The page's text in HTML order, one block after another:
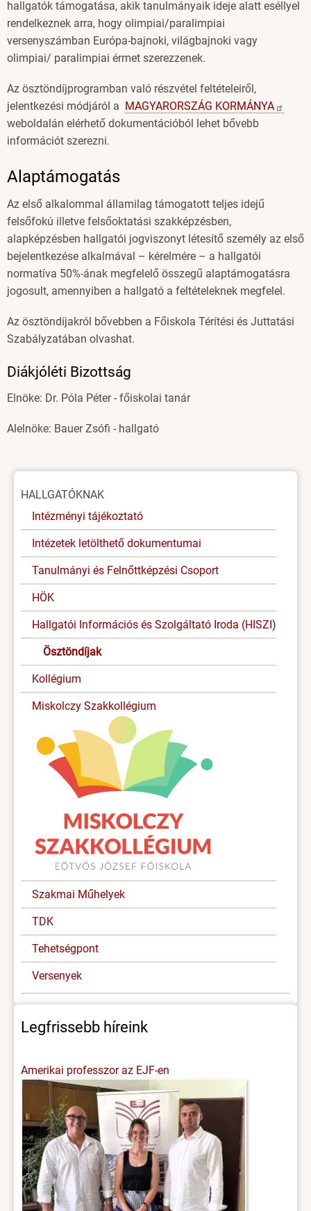
hallgatók támogatása, akik tanulmányaik ideje alatt eséllyel
rendelkeznek arra, hogy olimpiai/paralimpiai
versenyszámban Európa-bajnoki, világbajnoki vagy
olimpiai/ paralimpiai érmet szerezzenek.
Az ösztöndíjprogramban való részvétel feltételeiről,
jelentkezési módjáról a MAGYARORSZÁG KORMÁNYA
weboldalán elérhető dokumentációból lehet bővebb
információt szerezni.
Alaptámogatás
Az első alkalommal államilag támogatott teljes idejű
felsőfokú illetve felsőoktatási szakképzésben,
alapképzésben hallgatói jogviszonyt létesítő személy az első
bejelentkezése alkalmával – kérelmére – a hallgatói
normatíva 50%-ának megfelelő összegű alaptámogatásra
jogosult, amennyiben a hallgató a feltételeknek megfelel.
Az ösztöndíjakról bővebben a Főiskola Térítési és Juttatási
Szabályzatában olvashat.
Diákjóléti Bizottság
Elnöke: Dr. Póla Péter - főiskolai tanár
Alelnöke: Bauer Zsófi - hallgató
Oldal
HALLGATÓKNAK
Intézményi tájékoztató
Intézetek letölthető dokumentumai
Tanulmányi és Felnőttképzési Csoport
HÖK
Hallgatói Információs és Szolgáltató Iroda (HISZI)
Ösztöndíjak
Kollégium
Miskolczy Szakkollégium
Szakmai Műhelyek
TDK
Tehetségpont
Versenyek
Legfrissebb híreink
Amerikai professzor az EJF-en